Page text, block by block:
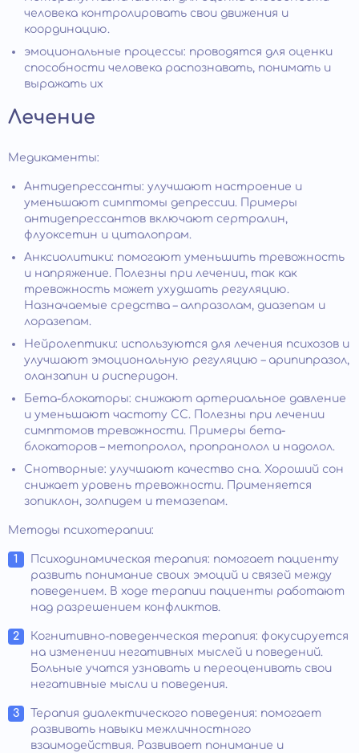
человека контролировать свои движения и
координацию.
эмоциональные процессы: проводятся для оценки
способности человека распознавать, понимать и
выражать их
Лечение
Медикаменты:
Антидепрессанты: улучшают настроение и
уменьшают симптомы депрессии. Примеры
антидепрессантов включают сертралин,
флуоксетин и циталопрам.
Анксиолитики: помогают уменьшить тревожность
и напряжение. Полезны при лечении, так как
тревожность может ухудшать регуляцию.
Назначаемые средства – алпразолам, диазепам и
лоразепам.
Нейролептики: используются для лечения психозов и
улучшают эмоциональную регуляцию – арипипразол,
оланзапин и рисперидон.
Бета-блокаторы: снижают артериальное давление
и уменьшают частоту СС. Полезны при лечении
симптомов тревожности. Примеры бета-
блокаторов – метопролол, пропранолол и надолол.
Снотворные: улучшают качество сна. Хороший сон
снижает уровень тревожности. Применяется
зопиклон, золпидем и темазепам.
Методы психотерапии:
Психодинамическая терапия: помогает пациенту
развить понимание своих эмоций и связей между
поведением. В ходе терапии пациенты работают
над разрешением конфликтов.
Когнитивно-поведенческая терапия: фокусируется
на изменении негативных мыслей и поведений.
Больные учатся узнавать и переоценивать свои
негативные мысли и поведения.
Терапия диалектического поведения: помогает
развивать навыки межличностного
взаимодействия. Развивает понимание и